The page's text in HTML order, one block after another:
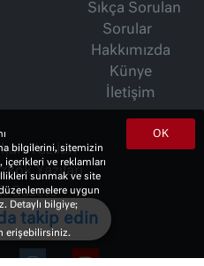
Sıkça Sorulan
Sorular
Hakkımızda
Künye
İletişim
Yazıları
Yazıları
Gazete
OK
bilgilerini, sitemizin
içerikleri ve reklamları
sunmak ve site
uygun
Detaylı bilgiye;
erişebilirsiniz.
takip edin